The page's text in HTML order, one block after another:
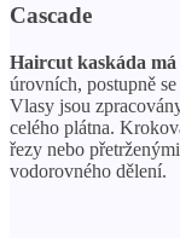
Cascade
Haircut kaskáda
úrovních, postupně
Vlasy jsou
celého plátna.
řezy nebo
vodorovného dělení.